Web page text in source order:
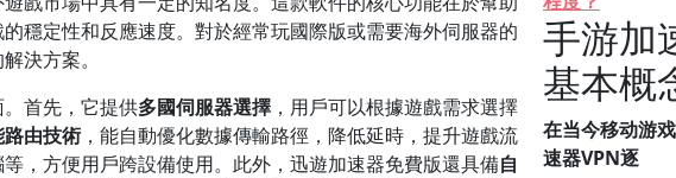
穩定性和反應速度。對於經常玩國際版或需要海外伺服器的
決方案。
首先，它提供多國伺服器選擇 ，用戶可以根據遊戲需求選擇
由技術 ，能自動優化數據傳輸路徑，降低延時，提升遊戲流
，方便用戶跨設備使用。此外，迅遊加速器免費版還具備自
手游加
基本概
在当今移动游
速器VPN逐